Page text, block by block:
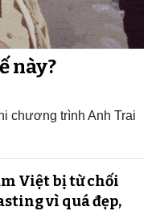
này?
chương trình Anh Trai
Việt bị từ chối
vì quá đẹp,